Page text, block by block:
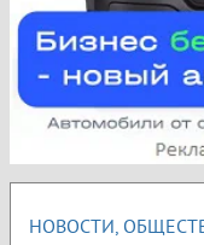
НОВОСТИ,